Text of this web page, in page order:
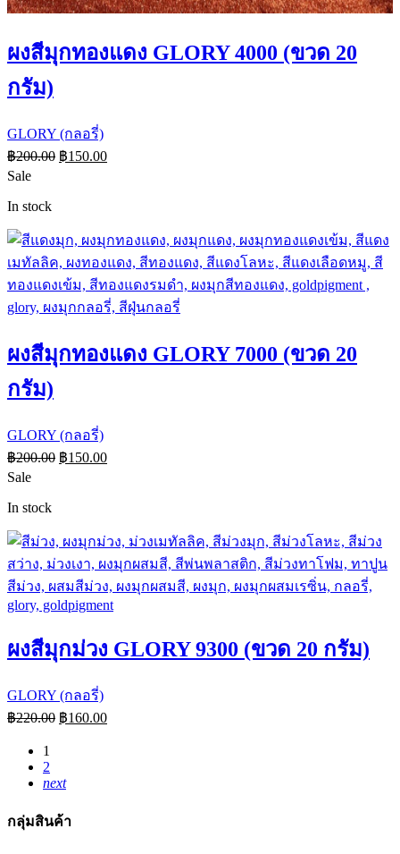
ผงสีมุกทองแดง GLORY 4000 (ขวด 20
กรัม)
GLORY (กลอรี่)
฿200.00 ฿150.00
Sale
In stock
ผงสีมุกทองแดง GLORY 7000 (ขวด 20
กรัม)
GLORY (กลอรี่)
฿200.00 ฿150.00
Sale
In stock
ผงสีมุกม่วง GLORY 9300 (ขวด 20 กรัม)
GLORY (กลอรี่)
฿220.00 ฿160.00
1
2
next
กลุ่มสินค้า